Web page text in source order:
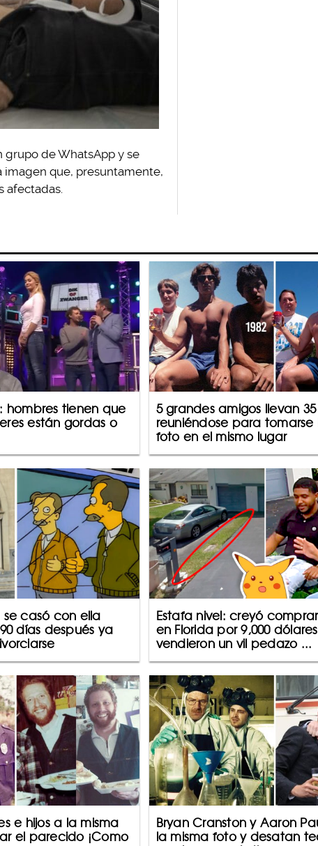
de WhatsApp y se
imagen que, presuntamente,
afectadas.
hombres tienen que
están gordas o
5 grandes amigos llevan
reuniéndose para tomarse
foto en el mismo lugar
casó con ella
días después ya
Estafa nivel: creyó
en Florida por 9,000
vendieron un vil pedazo ...
e hijos a la misma
el parecido ¡Como
Bryan Cranston y Aaron
la misma foto y desatan